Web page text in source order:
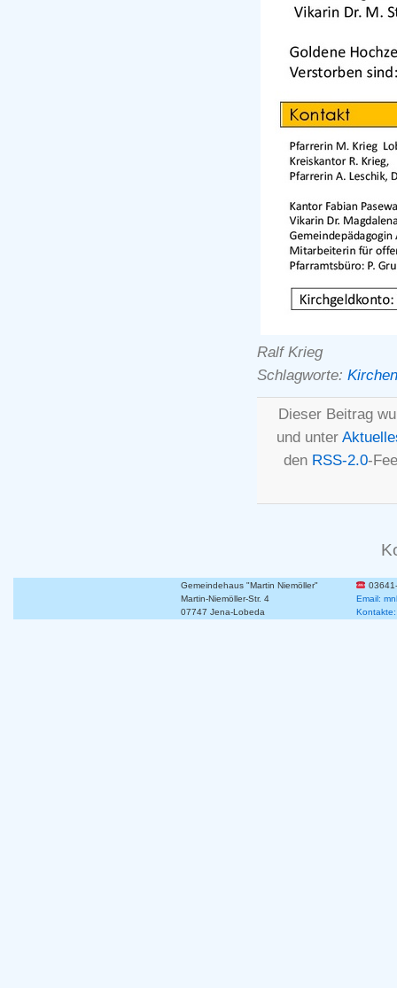
Ralf Krieg
Schlagworte:
Dieser Beitrag
und unter
den RSS-2.0-
Gemeindehaus "Martin Niemöller"
Martin-Niemöller-Str. 4
Email:
07747 Jena-Lobeda